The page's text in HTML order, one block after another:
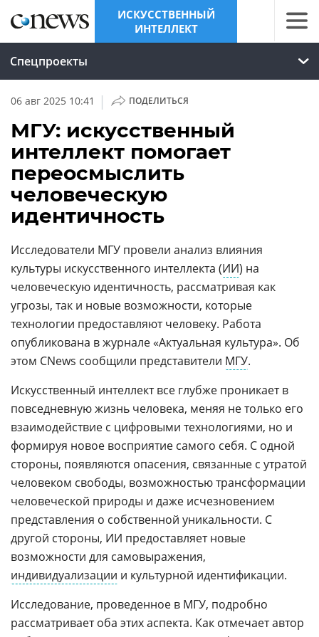
ИСКУССТВЕННЫЙ
ИНТЕЛЛЕКТ
Спецпроекты
06 авг 2025 10:41 | ПОДЕЛИТЬСЯ
МГУ: искусственный
интеллект помогает
переосмыслить
человеческую
идентичность
Исследователи МГУ провели анализ влияния
культуры искусственного интеллекта (ИИ) на
человеческую идентичность, рассматривая как
угрозы, так и новые возможности, которые
технологии предоставляют человеку. Работа
опубликована в журнале «Актуальная культура». Об
этом CNews сообщили представители МГУ.
Искусственный интеллект все глубже проникает в
повседневную жизнь человека, меняя не только его
взаимодействие с цифровыми технологиями, но и
формируя новое восприятие самого себя. С одной
стороны, появляются опасения, связанные с утратой
человеком свободы, возможностью трансформации
человеческой природы и даже исчезновением
представления о собственной уникальности. С
другой стороны, ИИ предоставляет новые
возможности для самовыражения,
индивидуализации и культурной идентификации.
Исследование, проведенное в МГУ, подробно
рассматривает оба этих аспекта. Как отмечает автор